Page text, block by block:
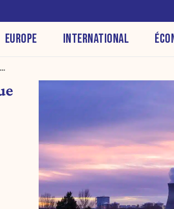
EUROPE INTERNATIONAL